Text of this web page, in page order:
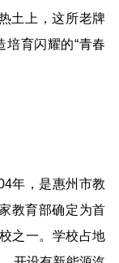
土上，这所老牌
培育闪耀的“青春
年，是惠州市教
教育部确定为首
之一。学校占地